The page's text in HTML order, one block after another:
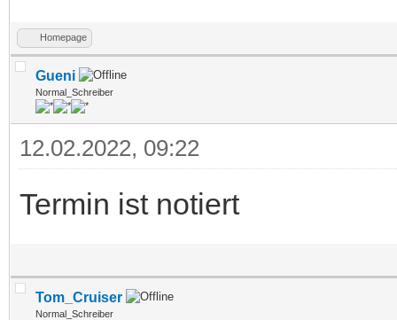
Homepage
Gueni
Normal_Schreiber
12.02.2022, 09:22
Termin ist notiert
Tom_Cruiser
Normal_Schreiber